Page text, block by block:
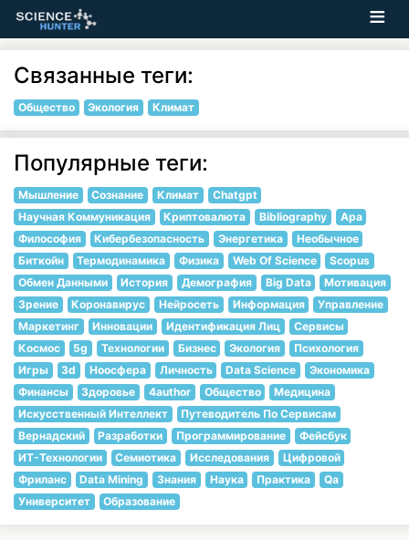
Связанные теги:
Общество Экология Климат
Популярные теги:
Мышление Сознание Климат
Chatgpt
Научная Коммуникация
Криптовалюта Bibliography
Apa
Философия
Кибербезопасность Энергетика
Необычное
Биткойн
Термодинамика Физика Web Of Science
Scopus
Обмен Данными
История Демография Big Data
Мотивация
Зрение
Коронавирус Нейросеть Информация
Управление
Маркетинг
Инновации Идентификация Лиц
Сервисы
Космос
5g Технологии Бизнес Экология
Психология
Игры
3d Ноосфера Личность Data Science
Экономика
Финансы
Здоровье 4author Общество
Медицина
Искусственный Интеллект
Путеводитель По Сервисам
Вернадский
Разработки Программирование
Фейсбук
ИТ-Технологии
Семиотика Исследования
Цифровой
Фриланс
Data Mining Знания Наука Практика
Qa
Университет
Образование